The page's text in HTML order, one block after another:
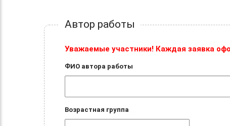
Автор работы
Уважаемые участники! Каждая заявка
ФИО автора работы
Возрастная группа